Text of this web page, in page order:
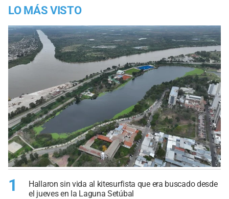
LO MÁS VISTO
1
Hallaron sin vida al kitesurfista que era buscado desde
el jueves en la Laguna Setúbal